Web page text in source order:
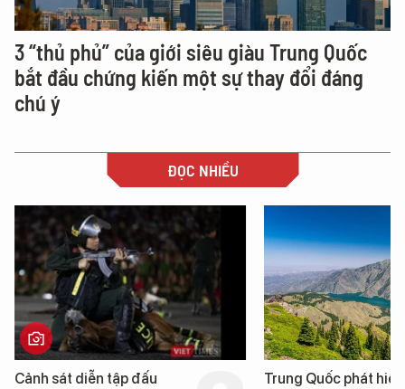
3 “thủ phủ” của giới siêu giàu Trung Quốc
bắt đầu chứng kiến một sự thay đổi đáng
chú ý
ĐỌC NHIỀU
Cảnh sát diễn tập đấu Trung Quốc phát hiện